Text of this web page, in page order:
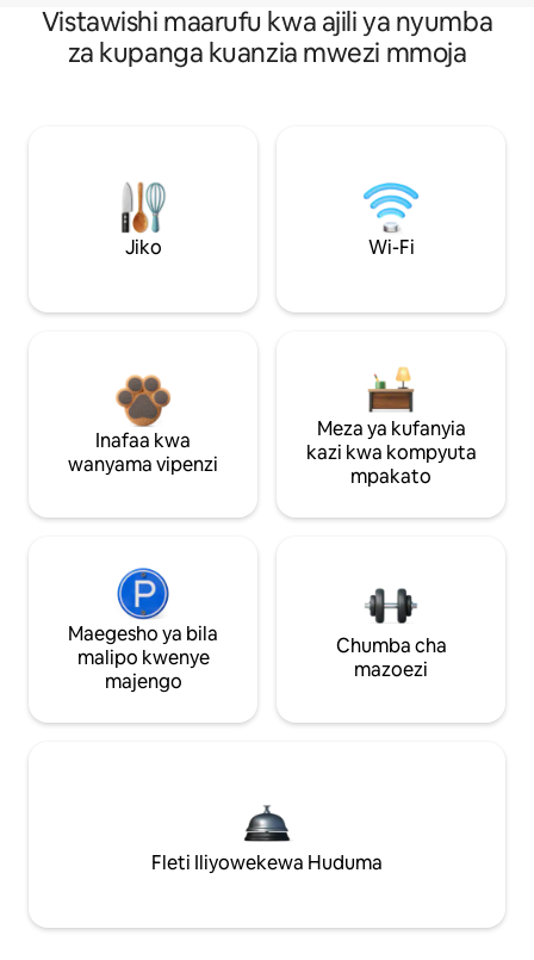
Vistawishi maarufu kwa ajili ya nyumba
za kupanga kuanzia mwezi mmoja
Jiko Wi-Fi
Inafaa kwa
wanyama vipenzi
Meza ya kufanyia
kazi kwa kompyuta
mpakato
Maegesho ya bila
malipo kwenye
majengo
Chumba cha
mazoezi
Fleti Iliyowekewa Huduma